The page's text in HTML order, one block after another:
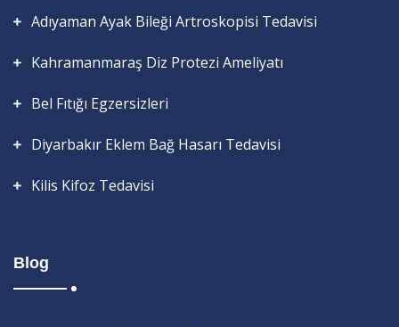
Adıyaman Ayak Bileği Artroskopisi Tedavisi
Kahramanmaraş Diz Protezi Ameliyatı
Bel Fıtığı Egzersizleri
Diyarbakır Eklem Bağ Hasarı Tedavisi
Kilis Kifoz Tedavisi
Blog